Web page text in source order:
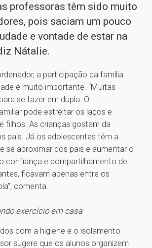
professoras têm sido muito
pois saciam um pouco
e vontade de estar na
Nátalie.
a participação da família
é muito importante. “Muitas
se fazer em dupla. O
pode estreitar os laços e
filhos. As crianças gostam da
pais. Já os adolescentes têm a
se aproximar dos pais e aumentar o
confiança e compartilhamento de
ficavam apenas entre os
comenta.
exercício em casa
com a higiene e o isolamento
sugere que os alunos organizem